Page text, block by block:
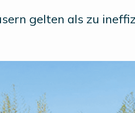
gelten als zu